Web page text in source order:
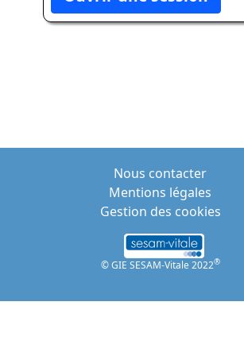
Nous contacter
Mentions légales
Gestion des cookies
© GIE SESAM-Vitale 2022®